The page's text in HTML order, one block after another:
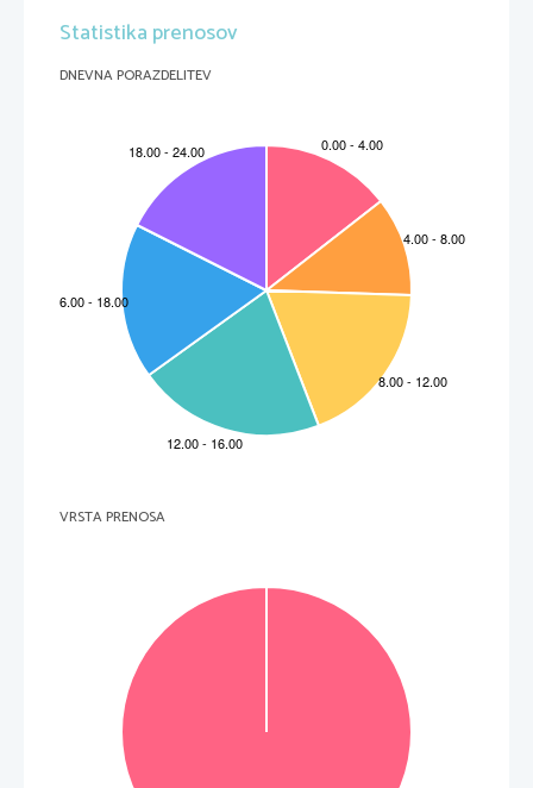
- z aktivno matriko
Statistika prenosov
DNEVNA PORAZDELITEV
VRSTA PRENOSA